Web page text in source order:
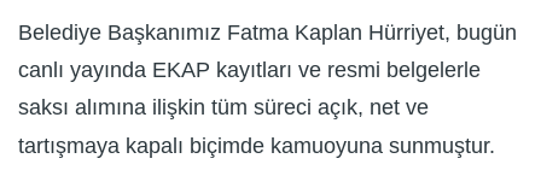
Belediye Başkanımız Fatma Kaplan Hürriyet, bugün
canlı yayında EKAP kayıtları ve resmi belgelerle
saksı alımına ilişkin tüm süreci açık, net ve
tartışmaya kapalı biçimde kamuoyuna sunmuştur.